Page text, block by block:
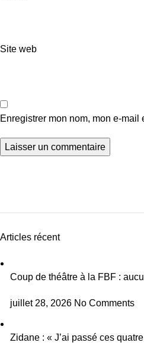
Site web
Enregistrer mon nom, mon e-
Articles récent
Coup de théâtre à la FBF :
juillet 28, 2026 No Comments
Zidane : « J’ai passé ces